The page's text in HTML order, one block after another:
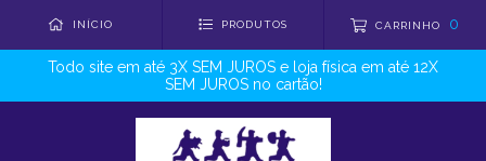
INÍCIO PRODUTOS CARRINHO 0
Todo site em até 3X SEM JUROS e loja física em até 12X
SEM JUROS no cartão!